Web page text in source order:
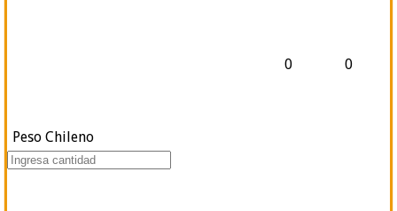
Peso Chileno
0 0